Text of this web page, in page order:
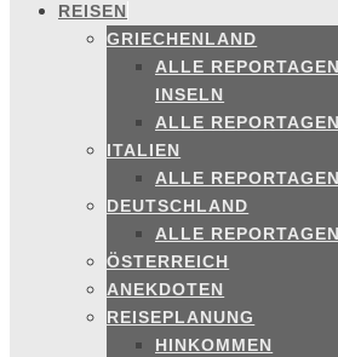
Inhalt
springen
REISEN
GRIECHENLAND
ALLE
INSELN
ALLE
ITALIEN
ALLE
DEUTSCHLAND
ALLE
ÖSTERREICH
ANEKDOTEN
REISEPLANUNG
HINKOMMEN